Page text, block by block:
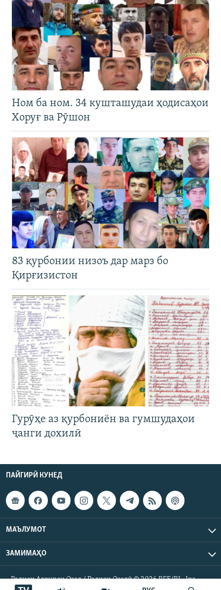
Ном ба ном. 34 кушташудаи ҳодисаҳои
Хоруғ ва Рӯшон
83 қурбонии низоъ дар марз бо
Қирғизистон
Гурӯҳе аз қурбониён ва гумшудаҳои
ҷанги дохилӣ
ПАЙГИРӢ КУНЕД
МАЪЛУМОТ
ЗАМИМАҲО
Радиои Аврупои Озод / Радиои Озодӣ © 2026 RFE/RL. Inc.